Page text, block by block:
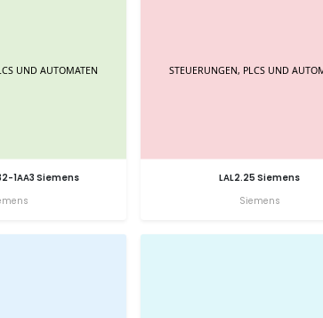
1AA3 Siemens
LAL2.25 Siemens
Siemens